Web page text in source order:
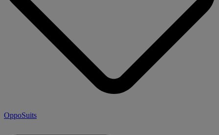
OppoSuits